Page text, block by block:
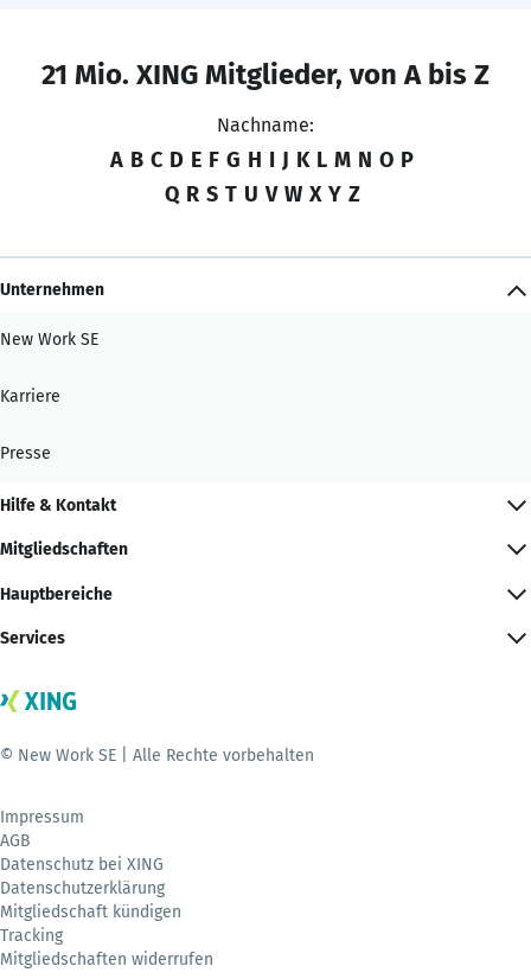
21 Mio. XING Mitglieder, von A bis Z
Nachname:
A B C D E F G H I J K L M N O P
Q R S T U V W X Y Z
Unternehmen
New Work SE
Karriere
Presse
Hilfe & Kontakt
Mitgliedschaften
Hauptbereiche
Services
© New Work SE | Alle Rechte vorbehalten
Impressum
AGB
Datenschutz bei XING
Datenschutzerklärung
Mitgliedschaft kündigen
Tracking
Mitgliedschaften widerrufen